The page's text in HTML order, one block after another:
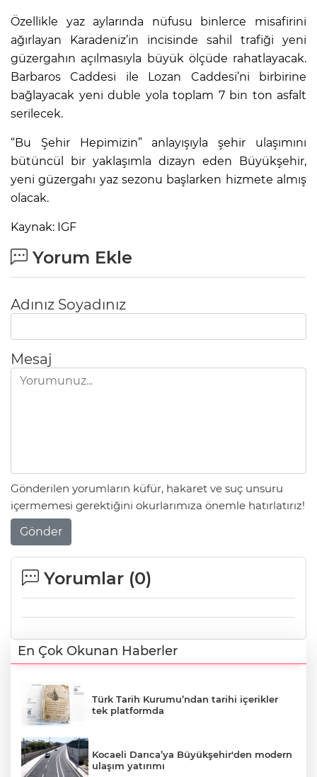
Özellikle yaz aylarında nüfusu binlerce misafirini
ağırlayan Karadeniz’in incisinde sahil trafiği yeni
güzergahın açılmasıyla büyük ölçüde rahatlayacak.
Barbaros Caddesi ile Lozan Caddesi’ni birbirine
bağlayacak yeni duble yola toplam 7 bin ton asfalt
serilecek.
“Bu Şehir Hepimizin” anlayışıyla şehir ulaşımını
bütüncül bir yaklaşımla dizayn eden Büyükşehir,
yeni güzergahı yaz sezonu başlarken hizmete almış
olacak.
Kaynak: IGF
Yorum Ekle
Adınız Soyadınız
Mesaj
Gönderilen yorumların küfür, hakaret ve suç unsuru
içermemesi gerektiğini okurlarımıza önemle hatırlatırız!
Gönder
Yorumlar (0)
En Çok Okunan Haberler
Türk Tarih Kurumu’ndan tarihi içerikler
tek platformda
Kocaeli Darıca’ya Büyükşehir'den modern
ulaşım yatırımı